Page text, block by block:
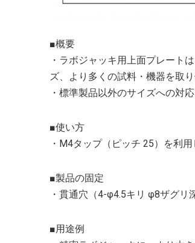
■概要
・ラボジャッキ用上面プレート
ズ、より多くの試料・機器を取
・標準製品以外のサイズへの対
■使い方
・M4タップ（ピッチ 25）を利
■製品の固定
・貫通穴（4-φ4.5キリ φ8ザグリ
■用途例